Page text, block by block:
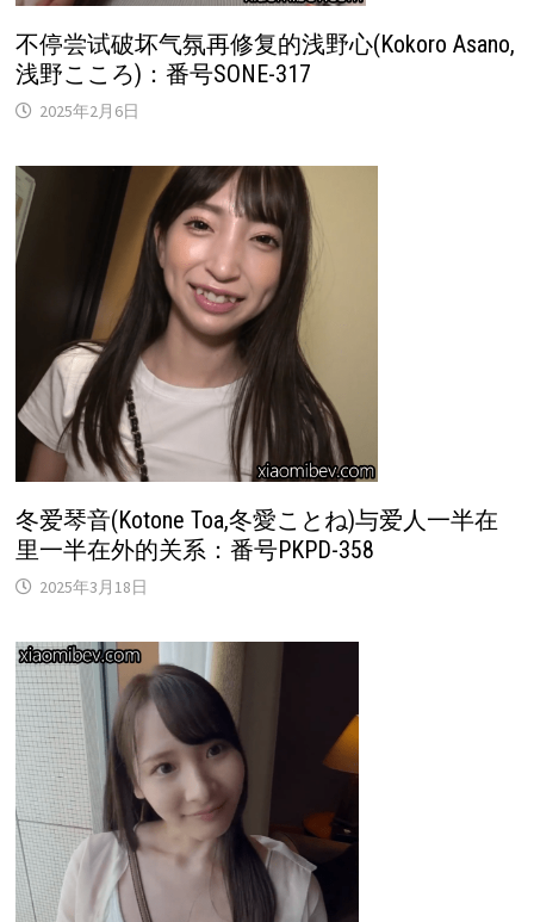
不停尝试破坏气氛再修复的浅野心(Kokoro Asano,
浅野こころ)：番号SONE-317
2025年2月6日
冬爱琴音(Kotone Toa,冬愛ことね)与爱人一半在
里一半在外的关系：番号PKPD-358
2025年3月18日